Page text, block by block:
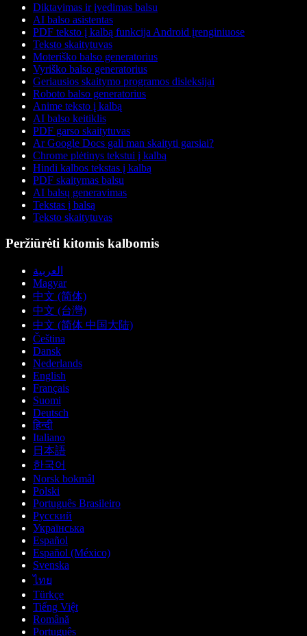
Diktavimas ir įvedimas balsu
AI balso asistentas
PDF teksto į kalbą funkcija Android įrenginiuose
Teksto skaitytuvas
Moteriško balso generatorius
Vyriško balso generatorius
Geriausios skaitymo programos disleksijai
Roboto balso generatorius
Anime teksto į kalbą
AI balso keitiklis
PDF garso skaitytuvas
Ar Google Docs gali man skaityti garsiai?
Chrome plėtinys tekstui į kalbą
Hindi kalbos tekstas į kalbą
PDF skaitymas balsu
AI balsų generavimas
Tekstas į balsą
Teksto skaitytuvas
Peržiūrėti kitomis kalbomis
العربية
Magyar
中文 (简体)
中文 (台灣)
中文 (简体 中国大陆)
Čeština
Dansk
Nederlands
English
Français
Suomi
Deutsch
हिन्दी
Italiano
日本語
한국어
Norsk bokmål
Polski
Português Brasileiro
Русский
Українська
Español
Español (México)
Svenska
ไทย
Türkçe
Tiếng Việt
Română
Português